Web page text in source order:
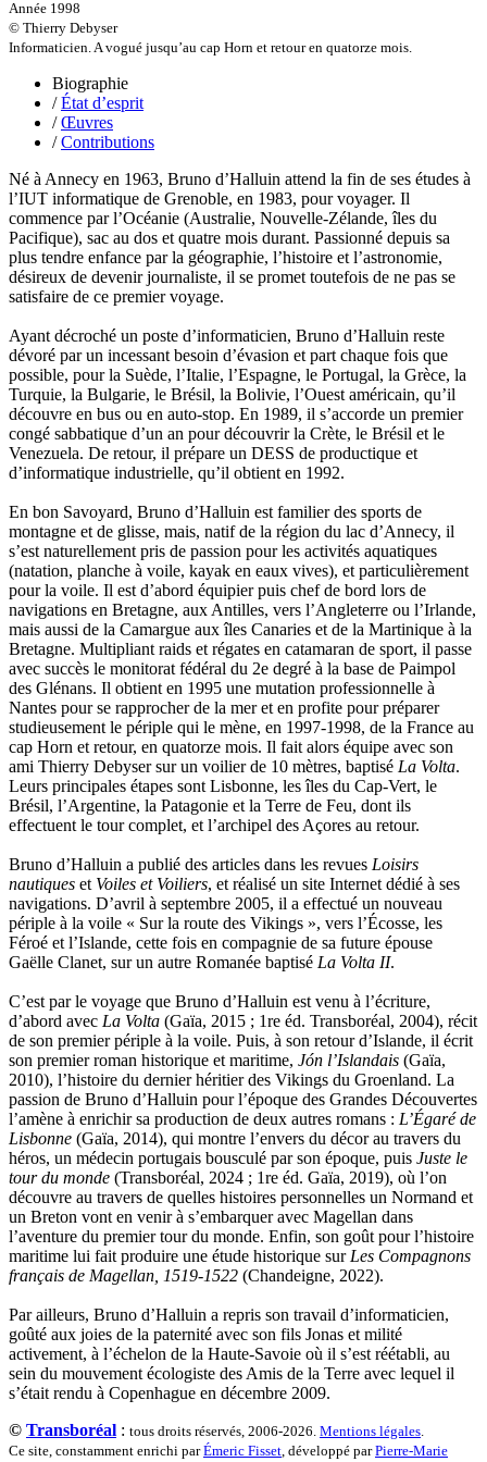
Leblanc Léopoldine
Leblay Julien
Lefèvre David
Lelièvre Olivier
Lemire Olivier
Lemonnier Philippe
Lodoidamba Chadraabalyn
Loireau Alexis
Loquet Denis
Lutz Philippe
Luzzatto-Béjanin Béatrice
Manoukian Patrick
Marcel Patrick
Mathé Brian
Mathieu Sandra
Miollis Bertrand de
Mittelette Eddie
Monchaud Morgan
Mouginet Xavier
Moullec Christian
Muller Victor
Neyroud Michel
Nicolas Philippe
Niveau Stéphane
Noacco Cristina
Nobili Johanna
Nodet Mariette
Nodet Philippe
Ollivier-Henry Jocelyne
Olmedo Éric
Pacquier Thierry
Pajetnov Valentin
Pastureau Jean
Pavie Auguste
Pelcat Armelle
Peltier Julien
Pinchon Emmanuel
Pitiot Michaël
Plane Alice
Poncet Sally
Poncins Gontran de
Poulle Marie-Lazarine
Poussin Alexandre
Prjevalski Nikolaï
Raffard Matthieu
Rasse Rémy
Ravel Patrice de
Revel Luc de
Ripart Jacqueline
Rizzato Tullio
Rochez Carine
Rondón Analía
Roperch Aurélie
Roux Baptiste
Sablé Erik
Saint-Loup
Salon Olivier
Sapin-Defour Cédric
Sattler Alexandre
Sauve Philippe
Shipton Eric
Sibony Julie
Sokpakbaïev Berdibek
Soleilhavoup François
Stuck Hudson
Sylvestre Françoise
Année 1998
© Thierry Debyser
Informaticien. A vogué jusqu’au cap Horn et retour en quatorze mois.
Biographie
/État d’esprit
/Œuvres
/Contributions
Né à Annecy en 1963, Bruno d’Halluin attend la fin de ses études à
l’IUT informatique de Grenoble, en 1983, pour voyager. Il
commence par l’Océanie (Australie, Nouvelle-Zélande, îles du
Pacifique), sac au dos et quatre mois durant. Passionné depuis sa
plus tendre enfance par la géographie, l’histoire et l’astronomie,
désireux de devenir journaliste, il se promet toutefois de ne pas se
satisfaire de ce premier voyage.
Ayant décroché un poste d’informaticien, Bruno d’Halluin reste
dévoré par un incessant besoin d’évasion et part chaque fois que
possible, pour la Suède, l’Italie, l’Espagne, le Portugal, la Grèce, la
Turquie, la Bulgarie, le Brésil, la Bolivie, l’Ouest américain, qu’il
découvre en bus ou en auto-stop. En 1989, il s’accorde un premier
congé sabbatique d’un an pour découvrir la Crète, le Brésil et le
Venezuela. De retour, il prépare un DESS de productique et
d’informatique industrielle, qu’il obtient en 1992.
En bon Savoyard, Bruno d’Halluin est familier des sports de
montagne et de glisse, mais, natif de la région du lac d’Annecy, il
s’est naturellement pris de passion pour les activités aquatiques
(natation, planche à voile, kayak en eaux vives), et particulièrement
pour la voile. Il est d’abord équipier puis chef de bord lors de
navigations en Bretagne, aux Antilles, vers l’Angleterre ou l’Irlande,
mais aussi de la Camargue aux îles Canaries et de la Martinique à la
Bretagne. Multipliant raids et régates en catamaran de sport, il passe
avec succès le monitorat fédéral du 2e degré à la base de Paimpol
des Glénans. Il obtient en 1995 une mutation professionnelle à
Nantes pour se rapprocher de la mer et en profite pour préparer
studieusement le périple qui le mène, en 1997-1998, de la France au
cap Horn et retour, en quatorze mois. Il fait alors équipe avec son
ami Thierry Debyser sur un voilier de 10 mètres, baptisé La Volta.
Leurs principales étapes sont Lisbonne, les îles du Cap-Vert, le
Brésil, l’Argentine, la Patagonie et la Terre de Feu, dont ils
effectuent le tour complet, et l’archipel des Açores au retour.
Bruno d’Halluin a publié des articles dans les revues Loisirs
nautiques et Voiles et Voiliers, et réalisé un site Internet dédié à ses
navigations. D’avril à septembre 2005, il a effectué un nouveau
périple à la voile « Sur la route des Vikings », vers l’Écosse, les
Féroé et l’Islande, cette fois en compagnie de sa future épouse
Gaëlle Clanet, sur un autre Romanée baptisé La Volta II.
C’est par le voyage que Bruno d’Halluin est venu à l’écriture,
d’abord avec La Volta (Gaïa, 2015 ; 1re éd. Transboréal, 2004), récit
de son premier périple à la voile. Puis, à son retour d’Islande, il écrit
son premier roman historique et maritime, Jón l’Islandais (Gaïa,
2010), l’histoire du dernier héritier des Vikings du Groenland. La
passion de Bruno d’Halluin pour l’époque des Grandes Découvertes
l’amène à enrichir sa production de deux autres romans : L’Égaré de
Lisbonne (Gaïa, 2014), qui montre l’envers du décor au travers du
héros, un médecin portugais bousculé par son époque, puis Juste le
tour du monde (Transboréal, 2024 ; 1re éd. Gaïa, 2019), où l’on
découvre au travers de quelles histoires personnelles un Normand et
un Breton vont en venir à s’embarquer avec Magellan dans
l’aventure du premier tour du monde. Enfin, son goût pour l’histoire
maritime lui fait produire une étude historique sur Les Compagnons
français de Magellan, 1519-1522 (Chandeigne, 2022).
Par ailleurs, Bruno d’Halluin a repris son travail d’informaticien,
goûté aux joies de la paternité avec son fils Jonas et milité
activement, à l’échelon de la Haute-Savoie où il s’est réétabli, au
sein du mouvement écologiste des Amis de la Terre avec lequel il
s’était rendu à Copenhague en décembre 2009.
© Transboréal : tous droits réservés, 2006-2026. Mentions légales
Ce site, constamment enrichi parÉmeric Fisset , développé parPierre-Marie